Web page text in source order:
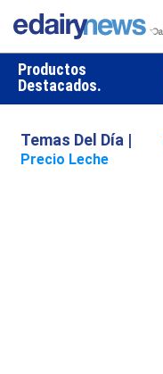
Productos
Destacados.
$5500
Temas Del Día |
Precio Leche